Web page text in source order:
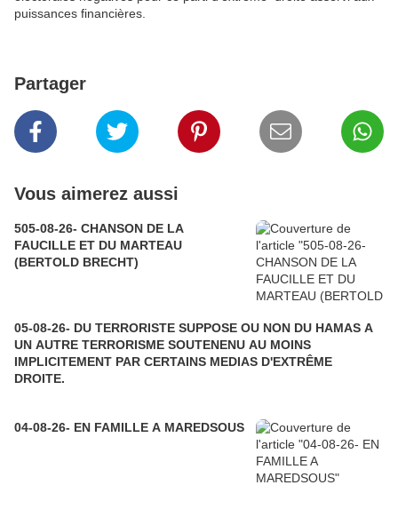
puissances financières.
Partager
Vous aimerez aussi
505-08-26- CHANSON DE LA
FAUCILLE ET DU MARTEAU
(BERTOLD BRECHT)
05-08-26- DU TERRORISTE SUPPOSE OU NON DU HAMAS A
UN AUTRE TERRORISME SOUTENENU AU MOINS
IMPLICITEMENT PAR CERTAINS MEDIAS D'EXTRÊME
DROITE.
04-08-26- EN FAMILLE A MAREDSOUS